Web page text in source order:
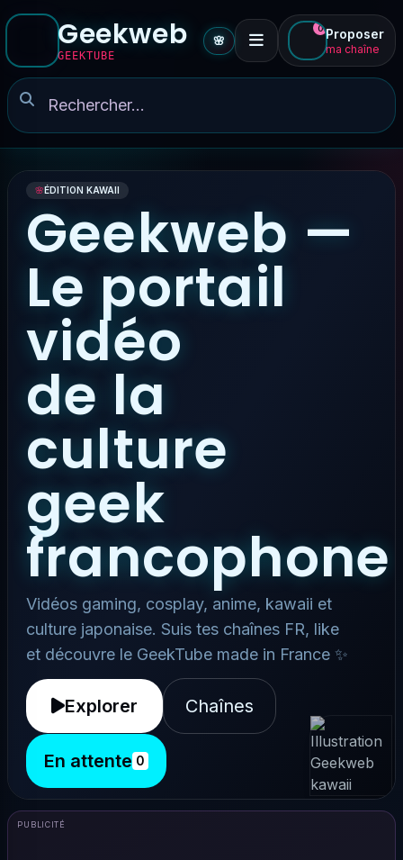
Geekweb
GEEKTUBE
🌸
0 Proposer
ma chaîne
🌸ÉDITION KAWAII
Geekweb —
Le portail
vidéo
de la
culture
geek
francophone
Vidéos gaming, cosplay, anime, kawaii et
culture japonaise. Suis tes chaînes FR, like
et découvre le GeekTube made in France ✨
Explorer Chaînes
En attente 0
PUBLICITÉ